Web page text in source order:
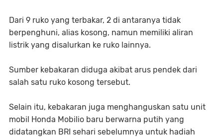
Dari 9 ruko yang terbakar, 2 di antaranya tidak
berpenghuni, alias kosong, namun memiliki aliran
listrik yang disalurkan ke ruko lainnya.
Sumber kebakaran diduga akibat arus pendek dari
salah satu ruko kosong tersebut.
Selain itu, kebakaran juga menghanguskan satu unit
mobil Honda Mobilio baru berwarna putih yang
didatangkan BRI sehari sebelumnya untuk hadiah